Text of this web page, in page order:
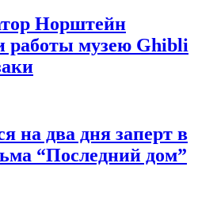
Норштейн
работы музею Ghibli
на два дня заперт в
“Последний дом”